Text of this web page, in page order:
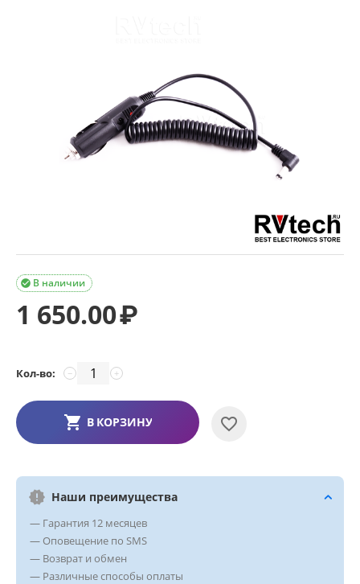
В наличии

1 650.00₽
Кол-во: +
−
В КОРЗИНУ
Наши преимущества
— Гарантия 12 месяцев
— Оповещение по SMS
— Возврат и обмен
— Различные способы оплаты